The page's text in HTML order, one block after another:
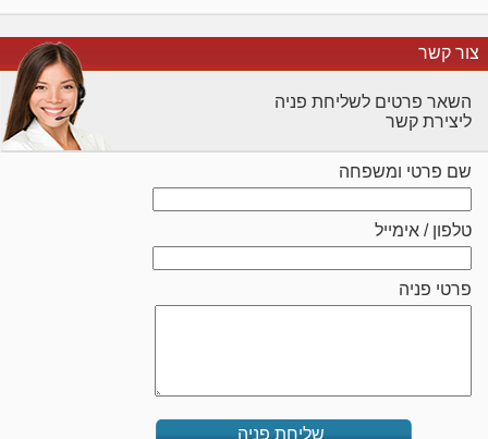
צור קשר
השאר פרטים לשליחת פניה
ליצירת קשר
שם פרטי ומשפחה
טלפון / אימייל
פרטי פניה
שליחת פניה